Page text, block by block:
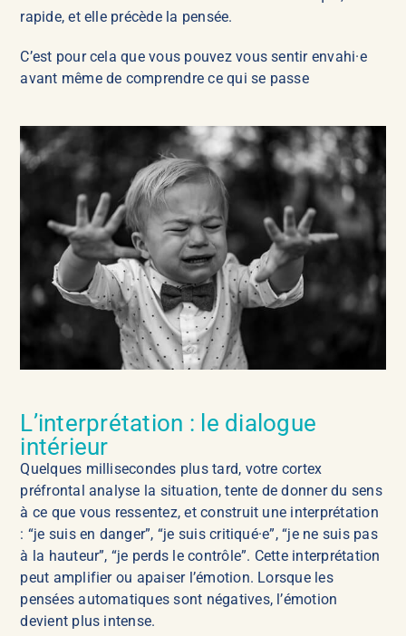
rapide, et elle précède la pensée.
C’est pour cela que vous pouvez vous sentir envahi·e
avant même de comprendre ce qui se passe
L’interprétation : le dialogue
intérieur
Quelques millisecondes plus tard, votre cortex
préfrontal analyse la situation, tente de donner du sens
à ce que vous ressentez, et construit une interprétation
: “je suis en danger”, “je suis critiqué·e”, “je ne suis pas
à la hauteur”, “je perds le contrôle”. Cette interprétation
peut amplifier ou apaiser l’émotion. Lorsque les
pensées automatiques sont négatives, l’émotion
devient plus intense.